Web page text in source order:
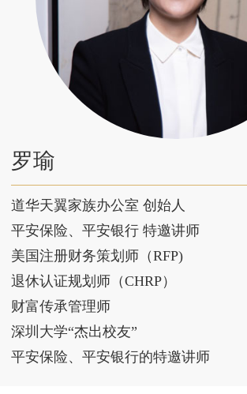
罗瑜
道华天翼家族办公室 创始人
平安保险、平安银行 特邀讲师
美国注册财务策划师（RFP)
退休认证规划师（CHRP）
财富传承管理师
深圳大学“杰出校友”
平安保险、平安银行的特邀讲师